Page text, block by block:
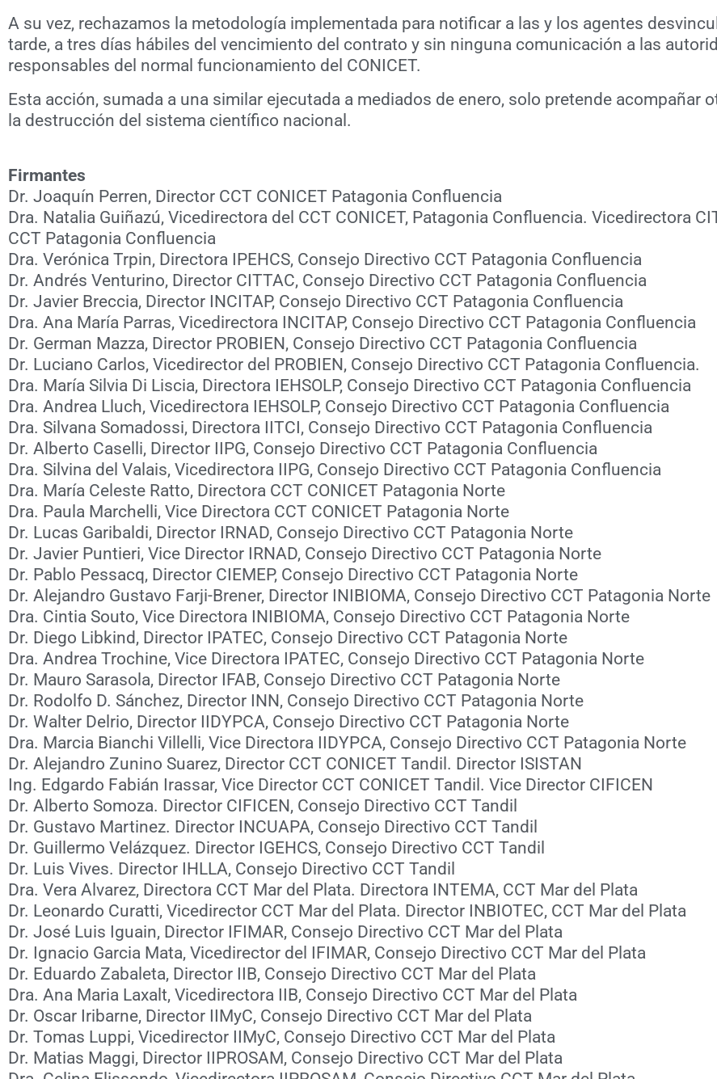
A su vez, rechazamos la metodología implementada para notificar a las y los agentes
tarde, a tres días hábiles del vencimiento del contrato y sin ninguna comunicación a las
responsables del normal funcionamiento del CONICET.
Esta acción, sumada a una similar ejecutada a mediados de enero, solo pretende acompañar
la destrucción del sistema científico nacional.
Firmantes
Dr. Joaquín Perren, Director CCT CONICET Patagonia Confluencia
Dra. Natalia Guiñazú, Vicedirectora del CCT CONICET, Patagonia Confluencia. Vicedirectora
CCT Patagonia Confluencia
Dra. Verónica Trpin, Directora IPEHCS, Consejo Directivo CCT Patagonia Confluencia
Dr. Andrés Venturino, Director CITTAC, Consejo Directivo CCT Patagonia Confluencia
Dr. Javier Breccia, Director INCITAP, Consejo Directivo CCT Patagonia Confluencia
Dra. Ana María Parras, Vicedirectora INCITAP, Consejo Directivo CCT Patagonia Confluencia
Dr. German Mazza, Director PROBIEN, Consejo Directivo CCT Patagonia Confluencia
Dr. Luciano Carlos, Vicedirector del PROBIEN, Consejo Directivo CCT Patagonia Confluencia.
Dra. María Silvia Di Liscia, Directora IEHSOLP, Consejo Directivo CCT Patagonia Confluencia
Dra. Andrea Lluch, Vicedirectora IEHSOLP, Consejo Directivo CCT Patagonia Confluencia
Dra. Silvana Somadossi, Directora IITCI, Consejo Directivo CCT Patagonia Confluencia
Dr. Alberto Caselli, Director IIPG, Consejo Directivo CCT Patagonia Confluencia
Dra. Silvina del Valais, Vicedirectora IIPG, Consejo Directivo CCT Patagonia Confluencia
Dra. María Celeste Ratto, Directora CCT CONICET Patagonia Norte
Dra. Paula Marchelli, Vice Directora CCT CONICET Patagonia Norte
Dr. Lucas Garibaldi, Director IRNAD, Consejo Directivo CCT Patagonia Norte
Dr. Javier Puntieri, Vice Director IRNAD, Consejo Directivo CCT Patagonia Norte
Dr. Pablo Pessacq, Director CIEMEP, Consejo Directivo CCT Patagonia Norte
Dr. Alejandro Gustavo Farji-Brener, Director INIBIOMA, Consejo Directivo CCT Patagonia Norte
Dra. Cintia Souto, Vice Directora INIBIOMA, Consejo Directivo CCT Patagonia Norte
Dr. Diego Libkind, Director IPATEC, Consejo Directivo CCT Patagonia Norte
Dra. Andrea Trochine, Vice Directora IPATEC, Consejo Directivo CCT Patagonia Norte
Dr. Mauro Sarasola, Director IFAB, Consejo Directivo CCT Patagonia Norte
Dr. Rodolfo D. Sánchez, Director INN, Consejo Directivo CCT Patagonia Norte
Dr. Walter Delrio, Director IIDYPCA, Consejo Directivo CCT Patagonia Norte
Dra. Marcia Bianchi Villelli, Vice Directora IIDYPCA, Consejo Directivo CCT Patagonia Norte
Dr. Alejandro Zunino Suarez, Director CCT CONICET Tandil. Director ISISTAN
Ing. Edgardo Fabián Irassar, Vice Director CCT CONICET Tandil. Vice Director CIFICEN
Dr. Alberto Somoza. Director CIFICEN, Consejo Directivo CCT Tandil
Dr. Gustavo Martinez. Director INCUAPA, Consejo Directivo CCT Tandil
Dr. Guillermo Velázquez. Director IGEHCS, Consejo Directivo CCT Tandil
Dr. Luis Vives. Director IHLLA, Consejo Directivo CCT Tandil
Dra. Vera Alvarez, Directora CCT Mar del Plata. Directora INTEMA, CCT Mar del Plata
Dr. Leonardo Curatti, Vicedirector CCT Mar del Plata. Director INBIOTEC, CCT Mar del Plata
Dr. José Luis Iguain, Director IFIMAR, Consejo Directivo CCT Mar del Plata
Dr. Ignacio Garcia Mata, Vicedirector del IFIMAR, Consejo Directivo CCT Mar del Plata
Dr. Eduardo Zabaleta, Director IIB, Consejo Directivo CCT Mar del Plata
Dra. Ana Maria Laxalt, Vicedirectora IIB, Consejo Directivo CCT Mar del Plata
Dr. Oscar Iribarne, Director IIMyC, Consejo Directivo CCT Mar del Plata
Dr. Tomas Luppi, Vicedirector IIMyC, Consejo Directivo CCT Mar del Plata
Dr. Matias Maggi, Director IIPROSAM, Consejo Directivo CCT Mar del Plata